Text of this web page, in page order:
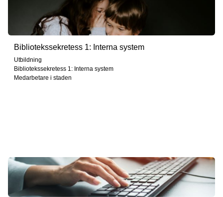
Bibliotekssekretess 1: Interna system
Utbildning
Bibliotekssekretess 1: Interna system
Medarbetare i staden